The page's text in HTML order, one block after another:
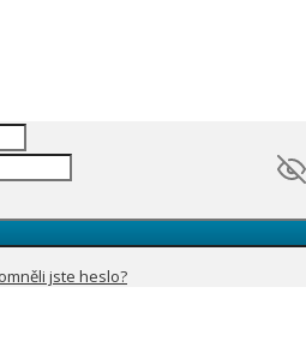
jste heslo?